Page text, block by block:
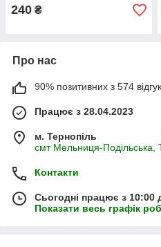
240 ₴
Про нас
90% позитивних з 574
Працює з 28.04.2023
м. Тернопіль
смт Мельниця-Подільська,
Контакти
Сьогодні працює з 10:00
Показати весь графік